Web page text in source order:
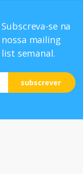
Subscreva-se na
nossa mailing
list semanal.
subscrever